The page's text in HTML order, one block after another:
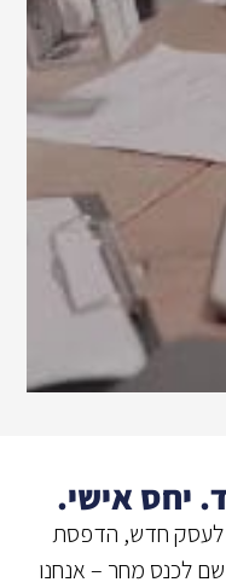
יחס אישי.
לעסק חדש, הדפסת
לכנס מחר – אנחנו